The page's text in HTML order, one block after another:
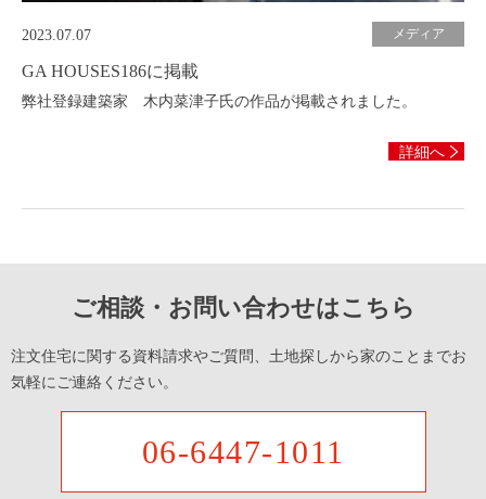
2023.07.07
GA HOUSES186に掲載
弊社登録建築家 木内菜津子氏の作品が掲載されました。
メディア
詳細へ
ご相談・お問い合わせはこちら
注文住宅に関する資料請求やご質問、土地探しから家のことまでお
気軽にご連絡ください。
06-6447-1011